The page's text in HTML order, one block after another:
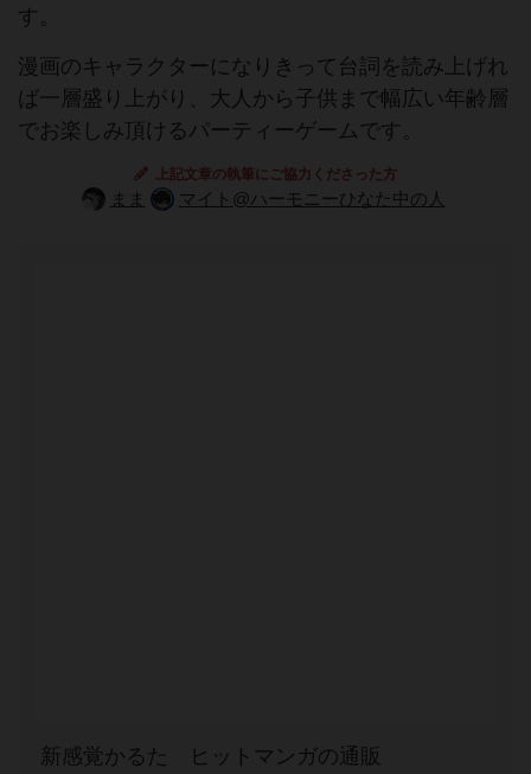
す。
漫画のキャラクターになりきって台詞を読み上げれ
ば一層盛り上がり、大人から子供まで幅広い年齢層
でお楽しみ頂けるパーティーゲームです。
上記文章の執筆にご協力くださった方
まま マイト@ハーモニーひなた中の人
新感覚かるた ヒットマンガの通販